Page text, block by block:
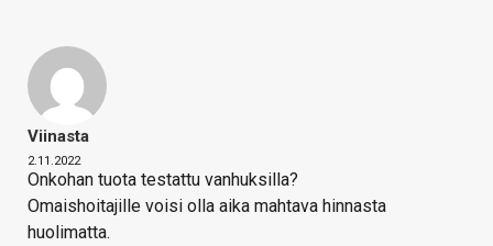
Viinasta
2.11.2022
Onkohan tuota testattu vanhuksilla?
Omaishoitajille voisi olla aika mahtava hinnasta
huolimatta.